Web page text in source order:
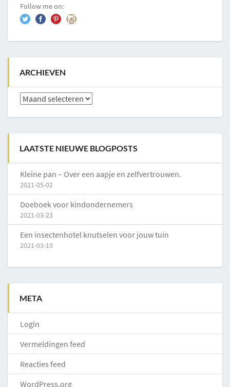
Follow me on:
ARCHIEVEN
Archieven
LAATSTE NIEUWE BLOGPOSTS
Kleine pan – Over een aapje en zelfvertrouwen.
2021-05-02
Doeboek voor kindondernemers
2021-03-23
Een insectenhotel knutselen voor jouw tuin
2021-03-10
META
Login
Vermeldingen feed
Reacties feed
WordPress.org